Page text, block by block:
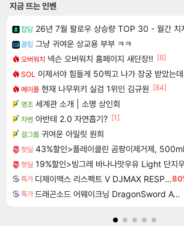
지금 뜨는 인벤
잡담 26년 7월 팔로우 상승량 TOP 30 - 월간 치
클립 그냥 귀여운 상교용 부부 ㅋㅋ
오버워치 넥슨 오버워치 홈페이지 새단장!! [6]
SOL 이제서야 힘들게 50찍고 나가 장궁 받았는
메이플 현재 나무위키 실검 1위인 김규원 [84]
명조 세계관 소개 | 소명 상인회
차벤 아반테 2.0 자연흡기? [1]
걸그룹 귀여운 아일릿 원희
핫딜 43%할인>플레이클린 곰팡이제거제,
핫딜 19%할인>빙그레 바나나맛우유 Light 단
특가 디제이맥스 리스펙트 V DJMAX RESPECT V
특가 드래곤소드 어웨이크닝 DragonSword Awakening